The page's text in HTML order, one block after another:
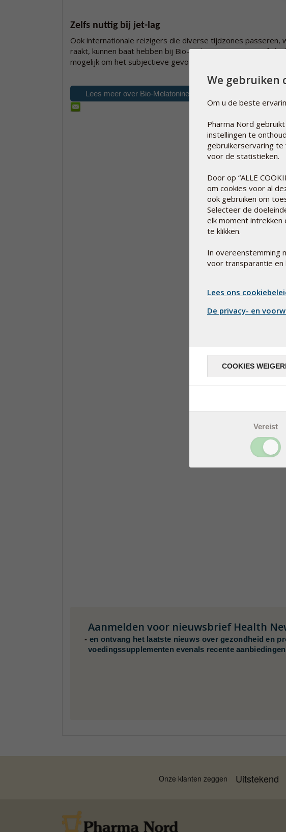
Zelfs nuttig bij jet-lag
Ook internationale reizigers die diverse tijdzones passeren,
raakt, kunnen baat hebben bij Bio-Melatonine 3mg. Vanaf
mogelijk om het subjectieve gevoel van jet-lag te verlichten.
Lees meer over Bio-Melatonine 3mg op
Aanmelden voor nieuwsbrief Health
- en ontvang het laatste nieuws over gezondheid en
voedingssupplementen evenals recente
We gebruiken
Om u de beste
Pharma Nord
instellingen te
gebruikerservaring
voor de statistieken.
Door op “ALLE
om cookies voor al
ook gebruiken om
Selecteer de
elk moment intrekken
te klikken.
In overeenstemming
voor transparantie en
Lees ons
De privacy- en
COOKIES
Vereist